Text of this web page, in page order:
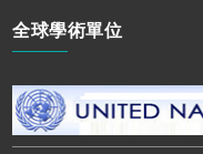
全球學術單位